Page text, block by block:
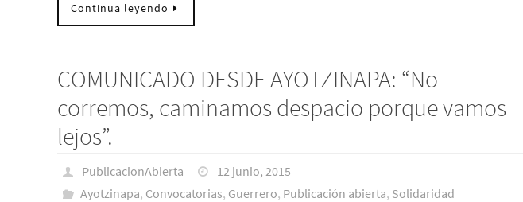
Continua leyendo
COMUNICADO DESDE AYOTZINAPA: “No
corremos, caminamos despacio porque vamos
lejos”.
PublicacionAbierta
12 junio, 2015
Ayotzinapa, Convocatorias, Guerrero, Publicación abierta, Solidaridad